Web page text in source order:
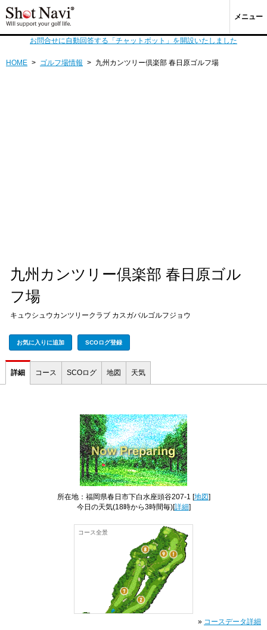
メニュー
お問合せに自動回答する「チャットボット」を開設いたしました
HOME > ゴルフ場情報 > 九州カンツリー倶楽部 春日原ゴルフ場
九州カンツリー倶楽部 春日原ゴル
フ場
キュウシュウカンツリークラブ カスガバルゴルフジョウ
お気に入りに追加 SCOログ登録
詳細 コース SCOログ 地図 天気
所在地：福岡県春日市下白水座頭谷207-1 [地図]
今日の天気(18時から3時間毎)[詳細]
コース全景
» コースデータ詳細